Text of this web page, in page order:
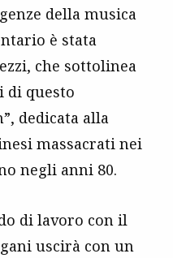
della musica
è stata
che sottolinea
di questo
dedicata alla
massacrati nei
negli anni 80.
di lavoro con il
uscirà con un